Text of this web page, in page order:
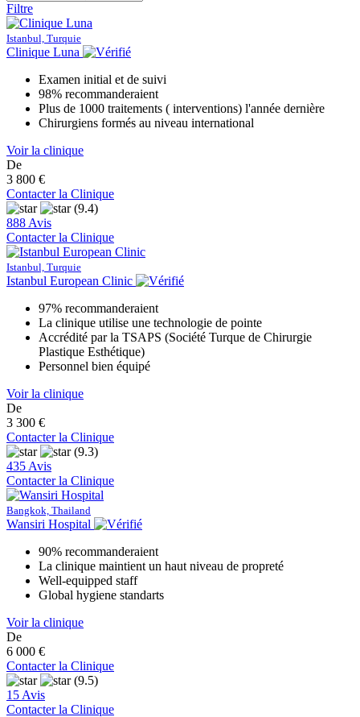
Filtre
Istanbul, Turquie
Clinique Luna
Examen initial et de suivi
98% recommanderaient
Plus de 1000 traitements ( interventions) l'année dernière
Chirurgiens formés au niveau international
Voir la clinique
De
3 800 €
Contacter la Clinique
(9.4)
888 Avis
Contacter la Clinique
Istanbul, Turquie
Istanbul European Clinic
97% recommanderaient
La clinique utilise une technologie de pointe
Accrédité par la TSAPS (Société Turque de Chirurgie
Plastique Esthétique)
Personnel bien équipé
Voir la clinique
De
3 300 €
Contacter la Clinique
(9.3)
435 Avis
Contacter la Clinique
Bangkok, Thailand
Wansiri Hospital
90% recommanderaient
La clinique maintient un haut niveau de propreté
Well-equipped staff
Global hygiene standarts
Voir la clinique
De
6 000 €
Contacter la Clinique
(9.5)
15 Avis
Contacter la Clinique